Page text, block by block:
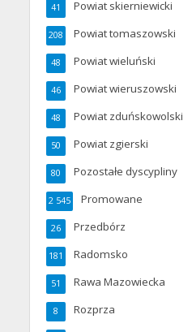
Powiat skierniewicki
41
Powiat tomaszowski
208
Powiat wieluński
48
Powiat wieruszowski
46
Powiat zduńskowolski
48
Powiat zgierski
50
Pozostałe dyscypliny
80
Promowane
2 545
Przedbórz
26
Radomsko
181
Rawa Mazowiecka
51
Rozprza
8